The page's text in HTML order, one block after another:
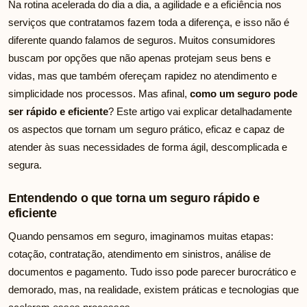
Na rotina acelerada do dia a dia, a agilidade e a eficiência nos
serviços que contratamos fazem toda a diferença, e isso não é
diferente quando falamos de seguros. Muitos consumidores
buscam por opções que não apenas protejam seus bens e
vidas, mas que também ofereçam rapidez no atendimento e
simplicidade nos processos. Mas afinal, como um seguro pode
ser rápido e eficiente? Este artigo vai explicar detalhadamente
os aspectos que tornam um seguro prático, eficaz e capaz de
atender às suas necessidades de forma ágil, descomplicada e
segura.
Entendendo o que torna um seguro rápido e
eficiente
Quando pensamos em seguro, imaginamos muitas etapas:
cotação, contratação, atendimento em sinistros, análise de
documentos e pagamento. Tudo isso pode parecer burocrático e
demorado, mas, na realidade, existem práticas e tecnologias que